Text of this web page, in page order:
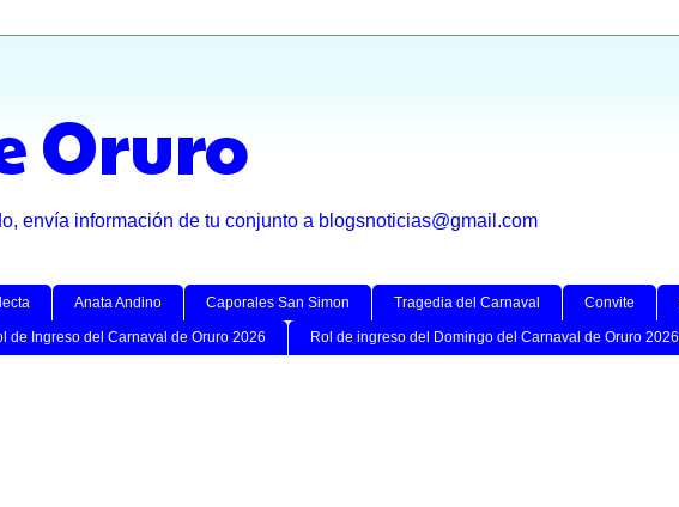
Oruro
envía información de tu conjunto a blogsnoticias@gmail.com
Anata Andino Caporales San Simon Tragedia del Carnaval Convite
de Ingreso del Carnaval de Oruro 2026 Rol de ingreso del Domingo del Carnaval de Oruro 2026